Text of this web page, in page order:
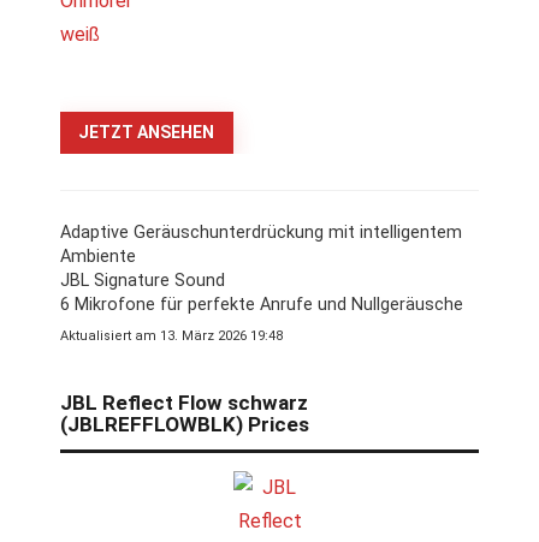
JETZT ANSEHEN
Adaptive Geräuschunterdrückung mit intelligentem
Ambiente
JBL Signature Sound
6 Mikrofone für perfekte Anrufe und Nullgeräusche
Aktualisiert am 13. März 2026 19:48
JBL Reflect Flow schwarz
(JBLREFFLOWBLK) Prices